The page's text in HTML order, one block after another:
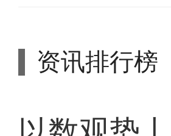
资讯排行榜